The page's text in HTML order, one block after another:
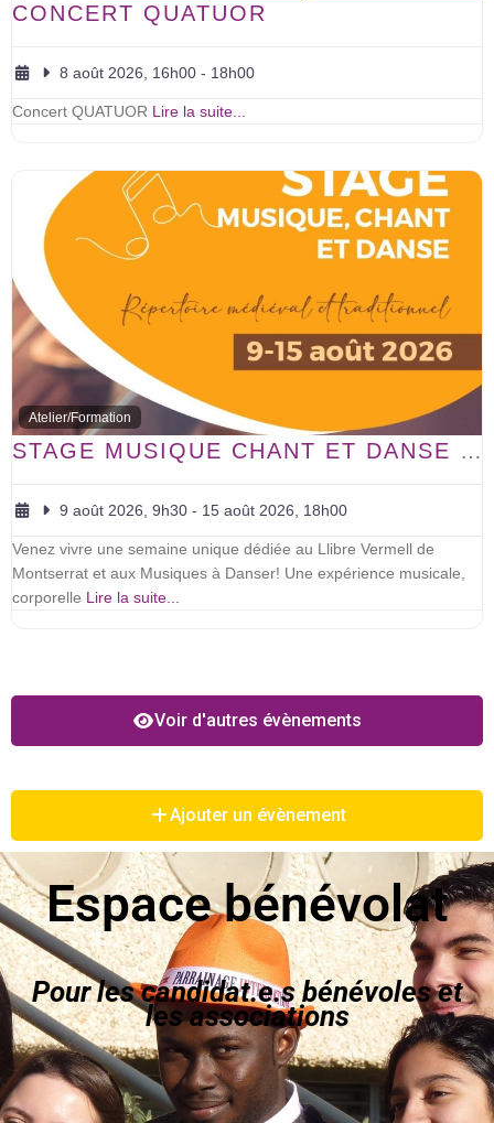
CONCERT QUATUOR
8 août 2026, 16h00 - 18h00
Concert QUATUOR Lire la suite...
Atelier/Formation
STAGE MUSIQUE CHANT ET DANSE RÉPERTOIRE MÉDIÉVAL ET TRADITIONNEL
9 août 2026, 9h30 - 15 août 2026, 18h00
Venez vivre une semaine unique dédiée au Llibre Vermell de
Montserrat et aux Musiques à Danser! Une expérience musicale,
corporelle Lire la suite...
Voir d'autres évènements
Ajouter un évènement
Espace bénévolat
Pour les candidat.e.s bénévoles et
les associations